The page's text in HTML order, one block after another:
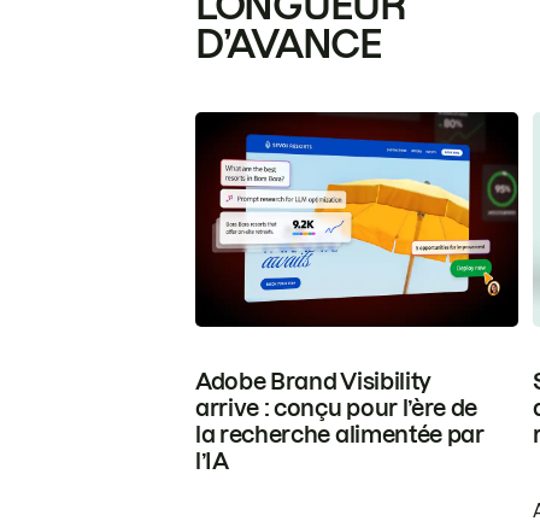
D’AVANCE
Adobe Brand Visibility
arrive : conçu pour l’ère de
la recherche alimentée par
l’IA